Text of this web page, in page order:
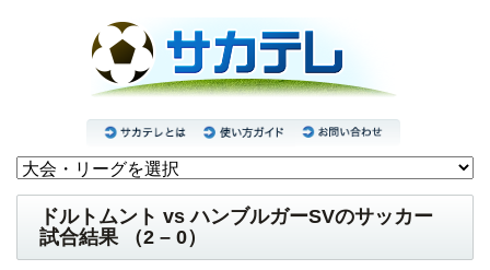
ドルトムント vs ハンブルガーSVのサッカー
試合結果 （2 – 0）